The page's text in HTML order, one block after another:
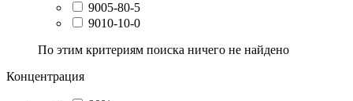
9005-80-5
9010-10-0
По этим критериям поиска ничего не найдено
Концентрация